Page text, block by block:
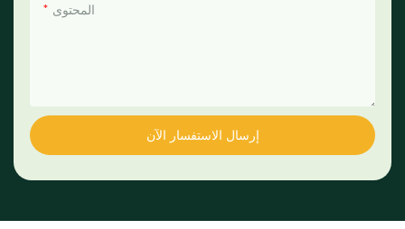
المحتوى
إرسال الاستفسار الآن